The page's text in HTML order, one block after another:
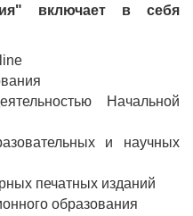
включает в себя
Начальной
и научных
печатных изданий
образования